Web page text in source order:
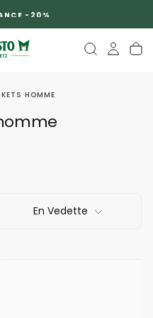
-20%
HOMME
En Vedette